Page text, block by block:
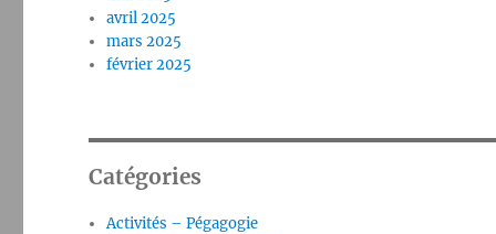
avril 2025
mars 2025
février 2025
Catégories
Activités – Pégagogie